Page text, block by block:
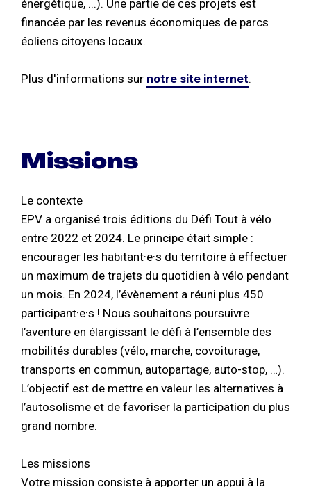
énergétique, ...). Une partie de ces projets est
financée par les revenus économiques de parcs
éoliens citoyens locaux.
Plus d'informations sur notre site internet.
Missions
Le contexte
EPV a organisé trois éditions du Défi Tout à vélo
entre 2022 et 2024. Le principe était simple :
encourager les habitant·e·s du territoire à effectuer
un maximum de trajets du quotidien à vélo pendant
un mois. En 2024, l’évènement a réuni plus 450
participant·e·s ! Nous souhaitons poursuivre
l’aventure en élargissant le défi à l’ensemble des
mobilités durables (vélo, marche, covoiturage,
transports en commun, autopartage, auto-stop, …).
L’objectif est de mettre en valeur les alternatives à
l’autosolisme et de favoriser la participation du plus
grand nombre.
Les missions
Votre mission consiste à apporter un appui à la